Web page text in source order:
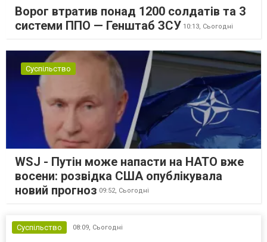
Ворог втратив понад 1200 солдатів та 3
системи ППО — Генштаб ЗСУ 10:13, Сьогодні
Суспільство
WSJ - Путін може напасти на НАТО вже
восени: розвідка США опублікувала
новий прогноз 09:52, Сьогодні
Суспільство 08:09, Сьогодні